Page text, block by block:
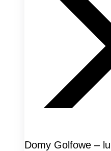
Domy Golfowe –